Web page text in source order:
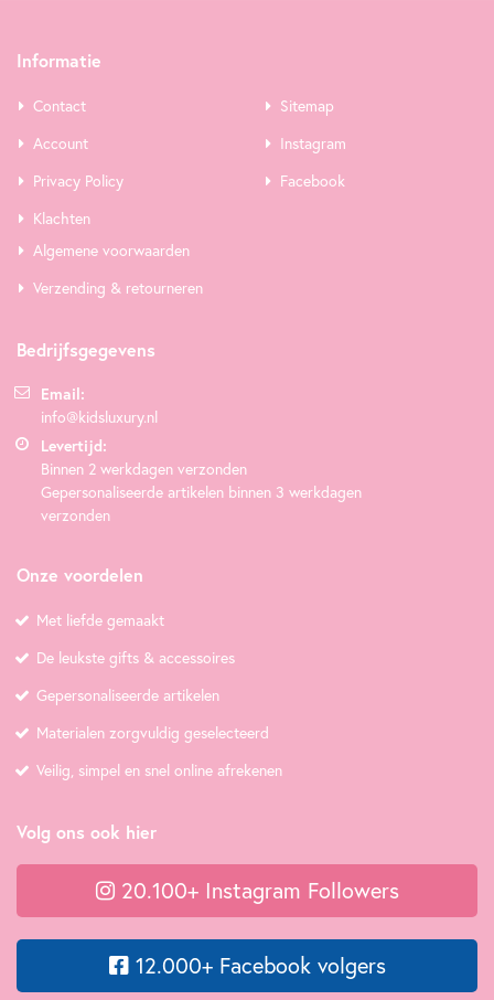
Informatie
Contact
Account
Privacy Policy
Klachten
Sitemap
Instagram
Facebook
Algemene voorwaarden
Verzending & retourneren
Bedrijfsgegevens
Email:
info@kidsluxury.nl
Levertijd:
Binnen 2 werkdagen verzonden
Gepersonaliseerde artikelen binnen 3 werkdagen
verzonden
Onze voordelen
Met liefde gemaakt
De leukste gifts & accessoires
Gepersonaliseerde artikelen
Materialen zorgvuldig geselecteerd
Veilig, simpel en snel online afrekenen
Volg ons ook hier
20.100+ Instagram Followers
12.000+ Facebook volgers